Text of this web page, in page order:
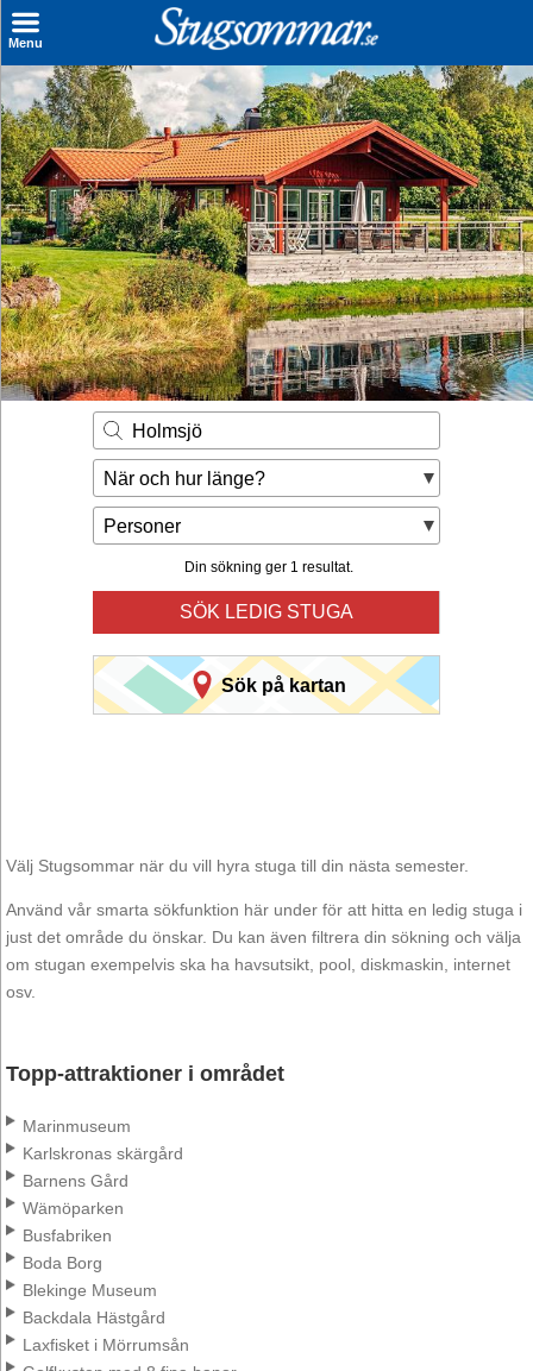
Menu
Sök stuga
Sista Minuten
Genvägar
Inspiration
Kontakt
Husägare
Se hur mycket du kan tjäna
Räkna ut din
hyresintäkt
Holmsjö
När och hur länge?
Personer
Din sökning ger 1 resultat.
SÖK LEDIG STUGA
Sök på kartan
Välj Stugsommar när du vill hyra stuga till din nästa semester.
Använd vår smarta sökfunktion här under för att hitta en ledig stuga i
just det område du önskar. Du kan även filtrera din sökning och välja
om stugan exempelvis ska ha havsutsikt, pool, diskmaskin, internet
osv.
Topp-attraktioner i området
Marinmuseum
Karlskronas skärgård
Barnens Gård
Wämöparken
Busfabriken
Boda Borg
Blekinge Museum
Backdala Hästgård
Laxfisket i Mörrumsån